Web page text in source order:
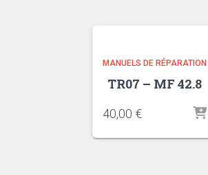
MANUELS DE RÉPARATION
TR07 – MF 42.8
40,00 €